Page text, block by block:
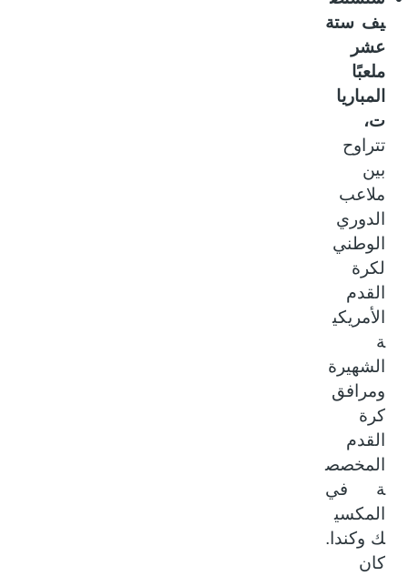
يف ستة
عشر
ملعبًا
المباريا
ت،
تتراوح
بين
ملاعب
الدوري
الوطني
لكرة
القدم
الأمريكي
الشهيرة
ومرافق
كرة
القدم
المخصص
ة في
المكسي
ك وكندا.
كان